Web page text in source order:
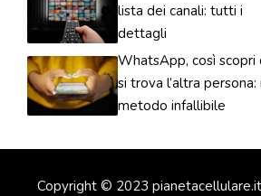
lista dei canali: tutti i
dettagli
WhatsApp, così scopri
si trova l’altra persona:
metodo infallibile
Copyright © 2023